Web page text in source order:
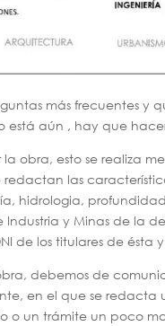
más frecuentes y
está aún , hay que
la obra, esto se realiza
las
hidrologia,
Industria y Minas de la
de los titulares de ésta
debemos de
en el que se
o un trámite un poco